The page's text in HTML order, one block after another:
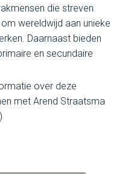
die streven
wereldwijd aan unieke
Daarnaast bieden
en secundaire
over deze
met Arend Straatsma